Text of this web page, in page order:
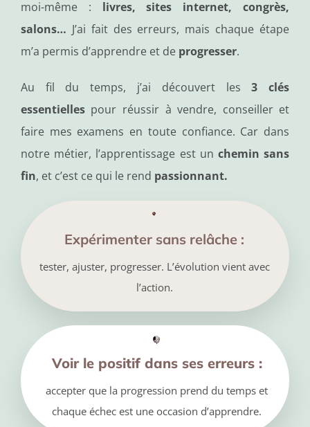
moi-même : livres, sites internet, congrès,
salons… J’ai fait des erreurs, mais chaque étape
m’a permis d’apprendre et de progresser.
Au fil du temps, j’ai découvert les3 clés
essentiellespour réussir à vendre, conseiller et
faire mes examens en toute confiance. Car dans
notre métier, l’apprentissage est un chemin sans
fin, et c’est ce qui le rend passionnant.
Expérimenter sans relâche :
tester, ajuster, progresser. L’évolution vient avec
l’action.
Voir le positif dans ses erreurs :
accepter que la progression prend du temps et
chaque échec est une occasion d’apprendre.